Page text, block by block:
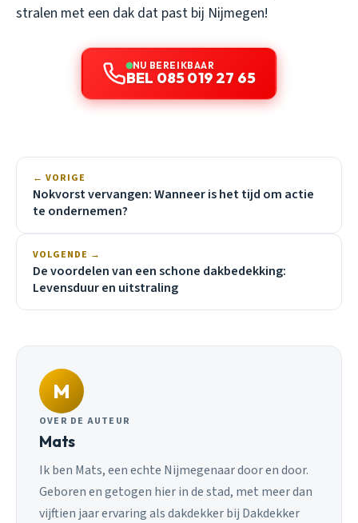
stralen met een dak dat past bij Nijmegen!
NU BEREIKBAAR
BEL 085 019 27 65
← VORIGE
Nokvorst vervangen: Wanneer is het tijd om actie
te ondernemen?
VOLGENDE →
De voordelen van een schone dakbedekking:
Levensduur en uitstraling
M
OVER DE AUTEUR
Mats
Ik ben Mats, een echte Nijmegenaar door en door.
Geboren en getogen hier in de stad, met meer dan
vijftien jaar ervaring als dakdekker bij Dakdekker